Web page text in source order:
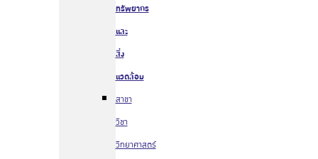
ทรัพยากร
และ
สิ่ง
แวดล้อม
สาขา
วิชา
วิทยาศาสตร์